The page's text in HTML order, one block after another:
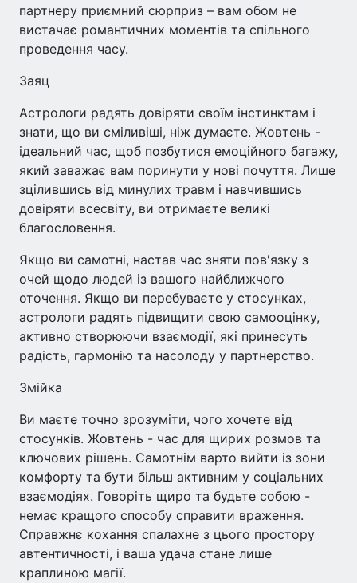
партнеру приємний сюрприз – вам обом не
вистачає романтичних моментів та спільного
проведення часу.
Заяц
Астрологи радять довіряти своїм інстинктам і
знати, що ви сміливіші, ніж думаєте. Жовтень -
ідеальний час, щоб позбутися емоційного багажу,
який заважає вам поринути у нові почуття. Лише
зцілившись від минулих травм і навчившись
довіряти всесвіту, ви отримаєте великі
благословення.
Якщо ви самотні, настав час зняти пов'язку з
очей щодо людей із вашого найближчого
оточення. Якщо ви перебуваєте у стосунках,
астрологи радять підвищити свою самооцінку,
активно створюючи взаємодії, які принесуть
радість, гармонію та насолоду у партнерство.
Змійка
Ви маєте точно зрозуміти, чого хочете від
стосунків. Жовтень - час для щирих розмов та
ключових рішень. Самотнім варто вийти із зони
комфорту та бути більш активним у соціальних
взаємодіях. Говоріть щиро та будьте собою -
немає кращого способу справити враження.
Справжнє кохання спалахне з цього простору
автентичності, і ваша удача стане лише
краплиною магії.